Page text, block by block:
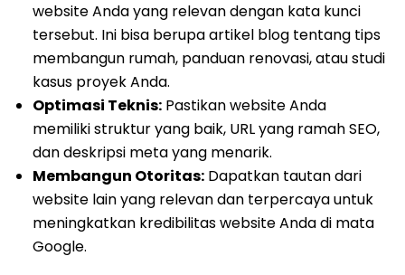
website Anda yang relevan dengan kata kunci
tersebut. Ini bisa berupa artikel blog tentang tips
membangun rumah, panduan renovasi, atau studi
kasus proyek Anda.
Optimasi Teknis: Pastikan website Anda
memiliki struktur yang baik, URL yang ramah SEO,
dan deskripsi meta yang menarik.
Membangun Otoritas: Dapatkan tautan dari
website lain yang relevan dan terpercaya untuk
meningkatkan kredibilitas website Anda di mata
Google.